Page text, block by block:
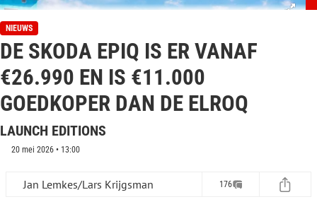
NIEUWS
DE SKODA EPIQ IS ER VANAF
€26.990 EN IS €11.000
GOEDKOPER DAN DE ELROQ
LAUNCH EDITIONS
20 mei 2026 • 13:00
Jan Lemkes/Lars Krijgsman 176